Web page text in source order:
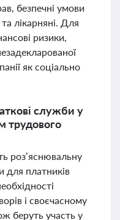
безпечні умови
лікарняні. Для
ризики,
як соціально
служби у
трудового
роз’яснювальну
для платників
і своєчасному
беруть участь у